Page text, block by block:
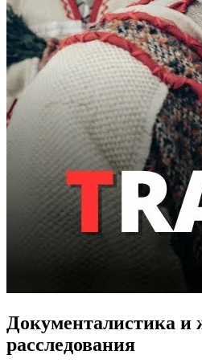
Документалистика и
расследования